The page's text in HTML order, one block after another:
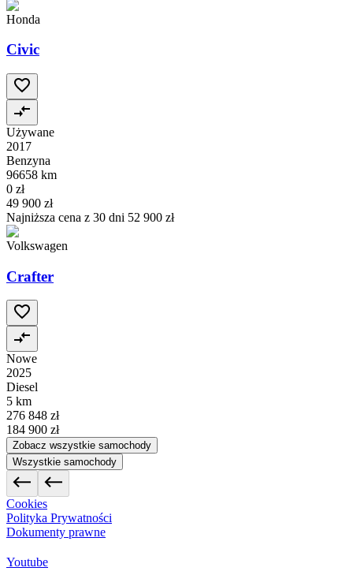
Honda
Civic
Używane
2017
Benzyna
96658 km
0 zł
49 900 zł
Najniższa cena z 30 dni 52 900 zł
Volkswagen
Crafter
Nowe
2025
Diesel
5 km
276 848 zł
184 900 zł
Zobacz wszystkie samochody
Wszystkie samochody
Cookies
Polityka Prywatności
Dokumenty prawne
Youtube